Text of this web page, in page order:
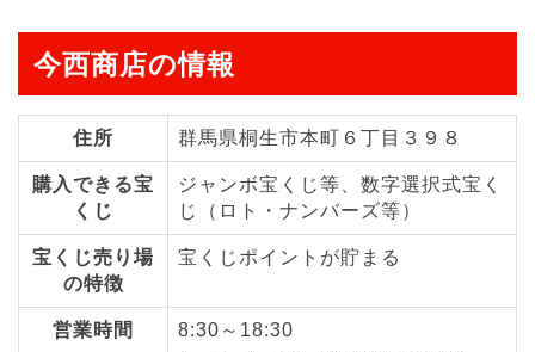
今西商店の情報
住所 群馬県桐生市本町６丁目３９８
購入できる宝
くじ
ジャンボ宝くじ等、数字選択式宝く
じ（ロト・ナンバーズ等）
宝くじ売り場
の特徴
宝くじポイントが貯まる
営業時間 8:30～18:30